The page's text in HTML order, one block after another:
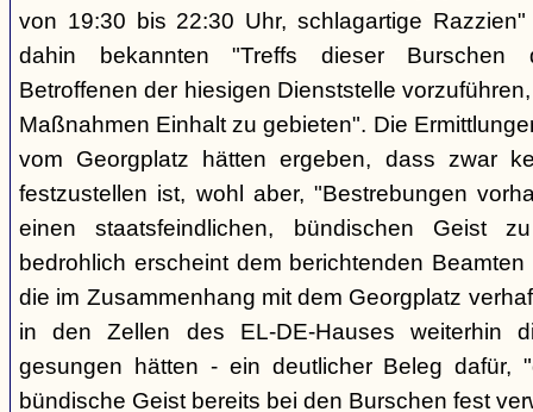
von 19:30 bis 22:30 Uhr, schlagartige
dahin bekannten "Treffs dieser Burschen
Betroffenen der hiesigen Dienststelle
Maßnahmen Einhalt zu gebieten". Die
vom Georgplatz hätten ergeben, dass zwar
festzustellen ist, wohl aber, "Bestrebungen
einen staatsfeindlichen, bündischen Geist
bedrohlich erscheint dem berichtenden
die im Zusammenhang mit dem Georgplatz
in den Zellen des EL-DE-Hauses weiterhin
gesungen hätten - ein deutlicher Beleg dafür,
bündische Geist bereits bei den Burschen fest